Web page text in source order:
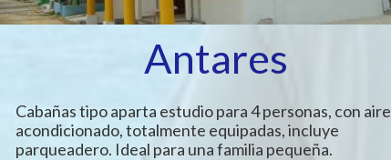
Antares
Cabañas tipo aparta estudio para 4 personas, con aire
acondicionado, totalmente equipadas, incluye
parqueadero. Ideal para una familia pequeña.